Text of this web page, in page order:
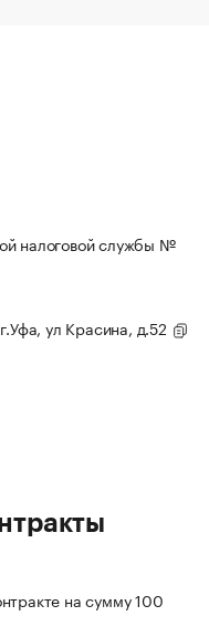
налоговой службы №
ул Красина, д.52
на сумму 100